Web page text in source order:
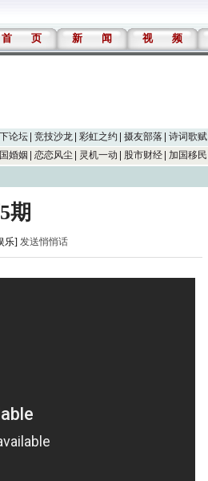
首 页 新 闻 视 频
论坛 竞技沙龙 彩虹之约 摄友部落 诗词歌赋
婚姻 恋恋风尘 灵机一动 股市财经 加国移民
期
乐] 发送悄悄话